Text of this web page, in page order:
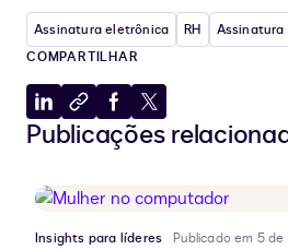
Assinatura eletrônica RH
COMPARTILHAR
Compartilhar
no
Copiar
para
de
transferência
Compartilhar
no
Compartilhar
no
Publicações
Insights para líderes
Publicado em 5 de